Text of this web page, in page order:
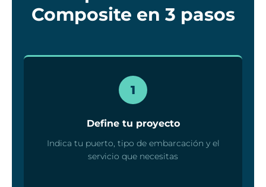
Composite en 3 pasos
1
Define tu proyecto
Indica tu puerto, tipo de embarcación y el
servicio que necesitas